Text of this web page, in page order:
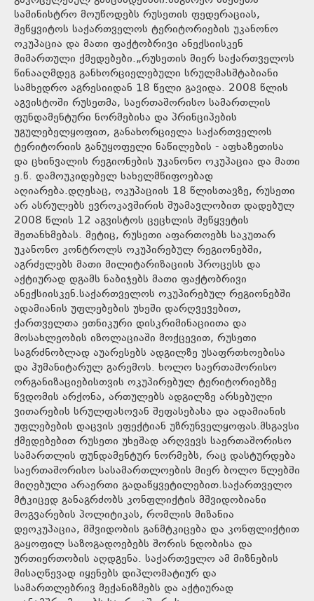
სამინისტრო მოუწოდებს რუსეთის ფედერაციას,
შეწყვიტოს საქართველოს ტერიტორიების უკანონო
ოკუპაცია და მათი ფაქტობრივი ანექსიისკენ
მიმართული ქმედებები.„რუსეთის მიერ საქართველოს
წინააღმდეგ განხორციელებული სრულმასშტაბიანი
სამხედრო აგრესიიდან 18 წელი გავიდა. 2008 წლის
აგვისტოში რუსეთმა, საერთაშორისო სამართლის
ფუნდამენტური ნორმებისა და პრინციპების
უგულებელყოფით, განახორციელა საქართველოს
ტერიტორიის განუყოფელი ნაწილების - აფხაზეთისა
და ცხინვალის რეგიონების უკანონო ოკუპაცია და მათი
ე.წ. დამოუკიდებელ სახელმწიფოებად
აღიარება.დღესაც, ოკუპაციის 18 წლისთავზე, რუსეთი
არ ასრულებს ევროკავშირის შუამავლობით დადებულ
2008 წლის 12 აგვისტოს ცეცხლის შეწყვეტის
შეთანხმებას. მეტიც, რუსეთი აფართოებს საკუთარ
უკანონო კონტროლს ოკუპირებულ რეგიონებში,
აგრძელებს მათი მილიტარიზაციის პროცესს და
აქტიურად დგამს ნაბიჯებს მათი ფაქტობრივი
ანექსიისკენ.საქართველოს ოკუპირებულ რეგიონებში
ადამიანის უფლებების უხეში დარღვევებით,
ქართველთა ეთნიკური დისკრიმინაციითა და
მოსახლეობის იზოლაციაში მოქცევით, რუსეთი
საგრძნობლად აუარესებს ადგილზე უსაფრთხოებისა
და ჰუმანიტარულ გარემოს. ხოლო საერთაშორისო
ორგანიზაციებისთვის ოკუპირებულ ტერიტორიებზე
წვდომის არქონა, ართულებს ადგილზე არსებული
ვითარების სრულფასოვან შეფასებასა და ადამიანის
უფლებების დაცვის ეფექტიან უზრუნველყოფას.მსგავსი
ქმედებებით რუსეთი უხეშად არღვევს საერთაშორისო
სამართლის ფუნდამენტურ ნორმებს, რაც დასტურდება
საერთაშორისო სასამართლოების მიერ ბოლო წლებში
მიღებული არაერთი გადაწყვეტილებით.საქართველო
მტკიცედ განაგრძობს კონფლიქტის მშვიდობიანი
მოგვარების პოლიტიკას, რომლის მიზანია
დეოკუპაცია, მშვიდობის განმტკიცება და კონფლიქტით
გაყოფილ საზოგადოებებს შორის ნდობისა და
ურთიერთობის აღდგენა. საქართველო ამ მიზნების
მისაღწევად იყენებს დიპლომატიურ და
სამართლებრივ მექანიზმებს და აქტიურად